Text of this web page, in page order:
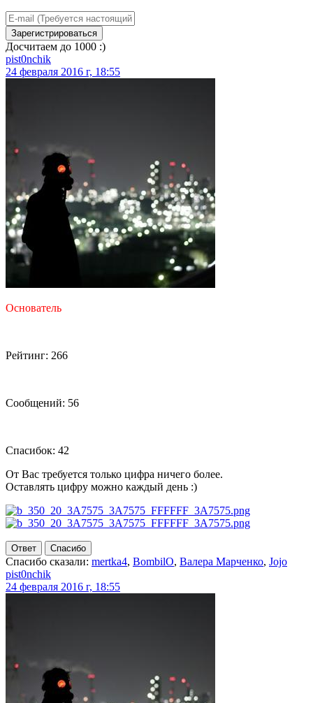
Зарегистрироваться
Досчитаем до 1000 :)
pist0nchik
24 февраля 2016 г, 18:55
Основатель
Рейтинг: 266
Сообщений: 56
Спасибок: 42
От Вас требуется только цифра ничего более.
Оставлять цифру можно каждый день :)
Ответ Спасибо
Спасибо сказали: mertka4, BombilO, Валера Марченко, Jojo
pist0nchik
24 февраля 2016 г, 18:55